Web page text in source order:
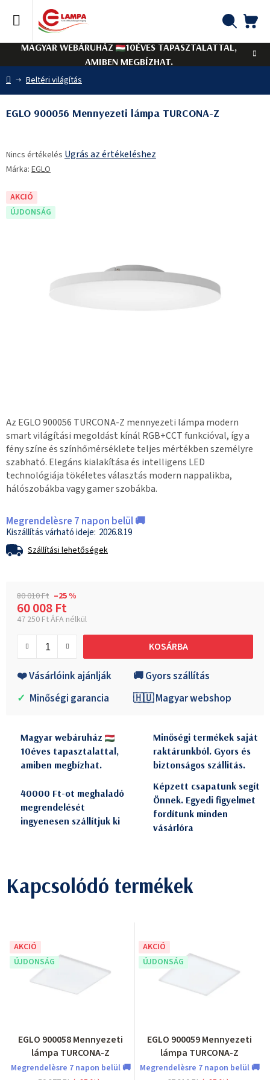
tartalomhoz
MAGYAR WEBÁRUHÁZ
10ÉVES TAPASZTALATTAL,
AMIBEN MEGBÍZHAT.
Kezdőlap
Beltéri világítás
Az EGLO 900056 TURCONA-Z mennyezeti lámpa modern
smart világítási megoldást kínál RGB+CCT funkcióval, így a
fény színe és színhőmérséklete teljes mértékben személyre
szabható. Elegáns kialakítása és intelligens LED
technológiája tökéletes választás modern nappalikba,
hálószobákba vagy gamer szobákba.
Megrendelèsre 7 napon belül 🚚
2026.8.19
Szállítási lehetőségek
80 010 Ft –25 %
60 008 Ft
47 250 Ft ÁFA nélkül
KOSÁRBA
❤️ Vásárlóink ajánlják
🚚 Gyors szállítás
✓ Minőségi garancia 🇭🇺 Magyar webshop
EGLO 900056 Mennyezeti lámpa TURCONA-Z
termék
átlagos
5-
ből
Nincs értékelés Ugrás az értékeléshez
Márka: EGLO
AKCIÓ
ÚJDONSÁG
Magyar webáruház
10éves tapasztalattal,
amiben megbízhat.
Minőségi termékek saját
raktárunkból. Gyors és
biztonságos szállitás.
40000 Ft-ot meghaladó
megrendelését
ingyenesen szállítjuk ki
Képzett csapatunk segít
Önnek. Egyedi figyelmet
fordítunk minden
vásárlóra
Kapcsolódó termékek
AKCIÓ
ÚJDONSÁG
EGLO 900058 Mennyezeti
lámpa TURCONA-Z
Megrendelèsre 7 napon belül 🚚
AKCIÓ
ÚJDONSÁG
EGLO 900059 Mennyezeti
lámpa TURCONA-Z
Megrendelèsre 7 napon belül 🚚